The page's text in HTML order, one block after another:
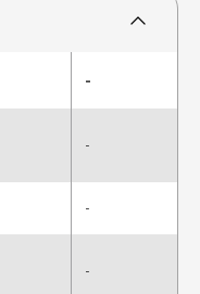
-
-
-
-